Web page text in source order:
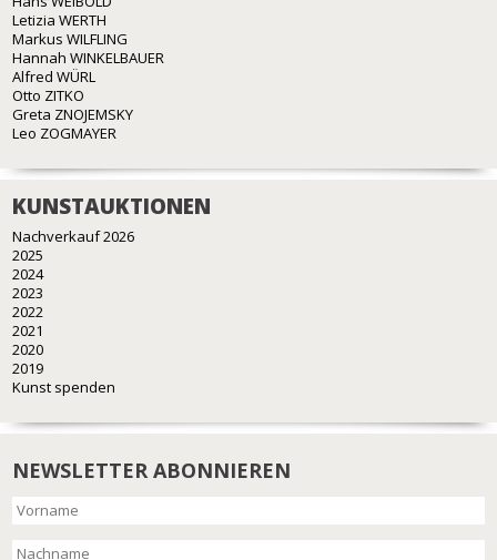
Letizia WERTH
Markus WILFLING
Hannah WINKELBAUER
Alfred WÜRL
Otto ZITKO
Greta ZNOJEMSKY
Leo ZOGMAYER
KUNSTAUKTIONEN
Nachverkauf 2026
2025
2024
2023
2022
2021
2020
2019
Kunst spenden
NEWSLETTER ABONNIEREN